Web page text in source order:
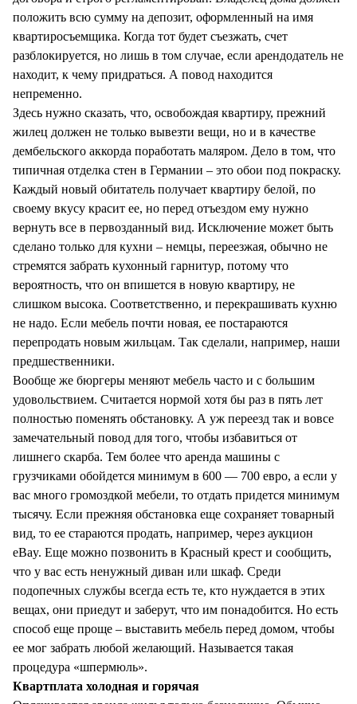
положить всю сумму на депозит, оформленный на имя
квартиросъемщика. Когда тот будет съезжать, счет
разблокируется, но лишь в том случае, если арендодатель не
находит, к чему придраться. А повод находится
непременно.
Здесь нужно сказать, что, освобождая квартиру, прежний
жилец должен не только вывезти вещи, но и в качестве
дембельского аккорда поработать маляром. Дело в том, что
типичная отделка стен в Германии – это обои под покраску.
Каждый новый обитатель получает квартиру белой, по
своему вкусу красит ее, но перед отъездом ему нужно
вернуть все в первозданный вид. Исключение может быть
сделано только для кухни – немцы, переезжая, обычно не
стремятся забрать кухонный гарнитур, потому что
вероятность, что он впишется в новую квартиру, не
слишком высока. Соответственно, и перекрашивать кухню
не надо. Если мебель почти новая, ее постараются
перепродать новым жильцам. Так сделали, например, наши
предшественники.
Вообще же бюргеры меняют мебель часто и с большим
удовольствием. Считается нормой хотя бы раз в пять лет
полностью поменять обстановку. А уж переезд так и вовсе
замечательный повод для того, чтобы избавиться от
лишнего скарба. Тем более что аренда машины с
грузчиками обойдется минимум в 600 — 700 евро, а если у
вас много громоздкой мебели, то отдать придется минимум
тысячу. Если прежняя обстановка еще сохраняет товарный
вид, то ее стараются продать, например, через аукцион
eBay. Еще можно позвонить в Красный крест и сообщить,
что у вас есть ненужный диван или шкаф. Среди
подопечных службы всегда есть те, кто нуждается в этих
вещах, они приедут и заберут, что им понадобится. Но есть
способ еще проще – выставить мебель перед домом, чтобы
ее мог забрать любой желающий. Называется такая
процедура «шпермюль».
Квартплата холодная и горячая